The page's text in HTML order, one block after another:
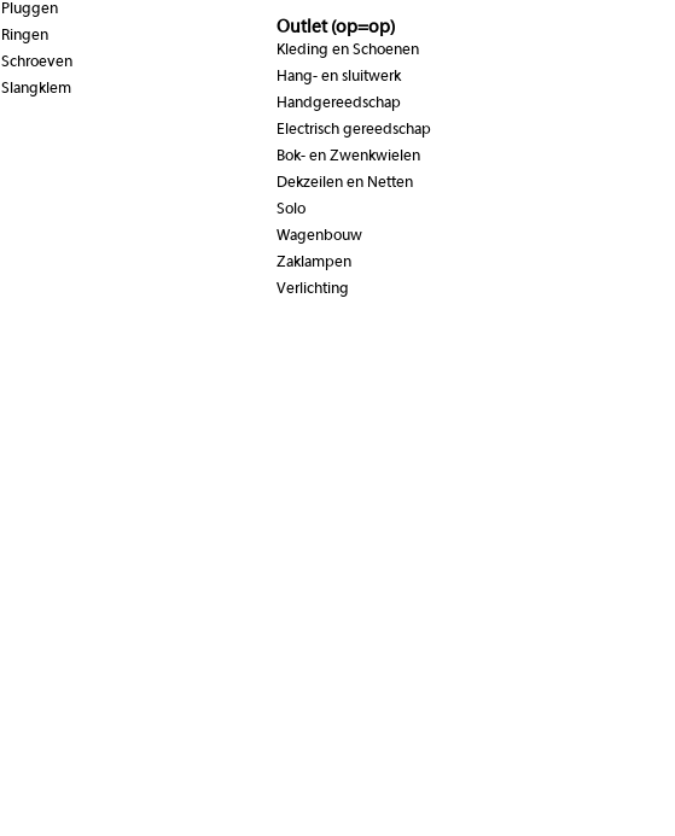
Pluggen
Ringen
Schroeven
Slangklem
Outlet (op=op)
Kleding en Schoenen
Hang- en sluitwerk
Handgereedschap
Electrisch gereedschap
Bok- en Zwenkwielen
Dekzeilen en Netten
Solo
Wagenbouw
Zaklampen
Verlichting